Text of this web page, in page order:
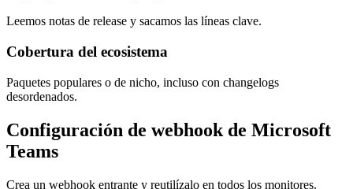
Leemos notas de release y sacamos las líneas clave.
Cobertura del ecosistema
Paquetes populares o de nicho, incluso con changelogs
desordenados.
Configuración de webhook de Microsoft
Teams
Crea un webhook entrante y reutilízalo en todos los monitores.